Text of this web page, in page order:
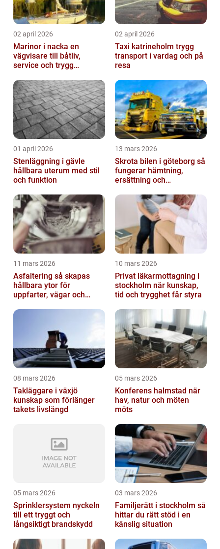
02 april 2026
Marinor i nacka en
vägvisare till båtliv,
service och trygg
02 april 2026
Taxi katrineholm trygg
transport i vardag och på
resa
01 april 2026
Stenläggning i gävle
hållbara uterum med stil
och funktion
13 mars 2026
Skrota bilen i göteborg så
fungerar hämtning,
ersättning och
11 mars 2026
Asfaltering så skapas
hållbara ytor för
uppfarter, vägar och
10 mars 2026
Privat läkarmottagning i
stockholm när kunskap,
tid och trygghet får styra
08 mars 2026
Takläggare i växjö
kunskap som förlänger
takets livslängd
05 mars 2026
Konferens halmstad när
hav, natur och möten
möts
05 mars 2026
Sprinklersystem nyckeln
till ett tryggt och
långsiktigt brandskydd
03 mars 2026
Familjerätt i stockholm så
hittar du rätt stöd i en
känslig situation